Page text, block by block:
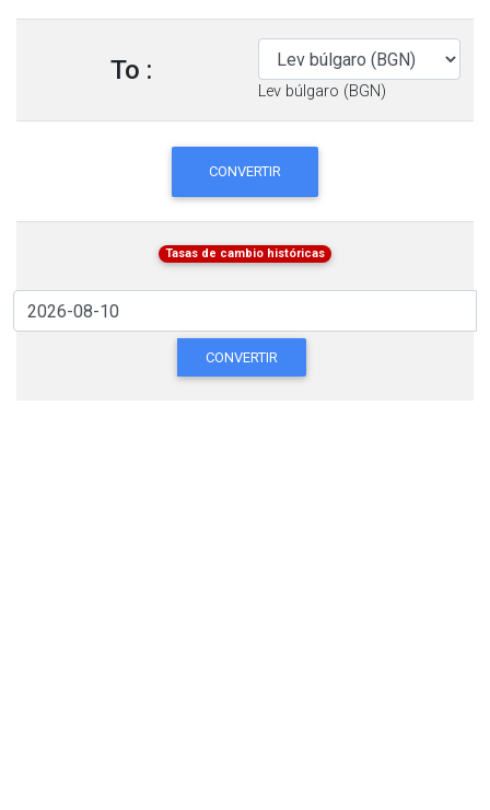
To :
Lev búlgaro (BGN)
CONVERTIR
Tasas de cambio históricas
CONVERTIR